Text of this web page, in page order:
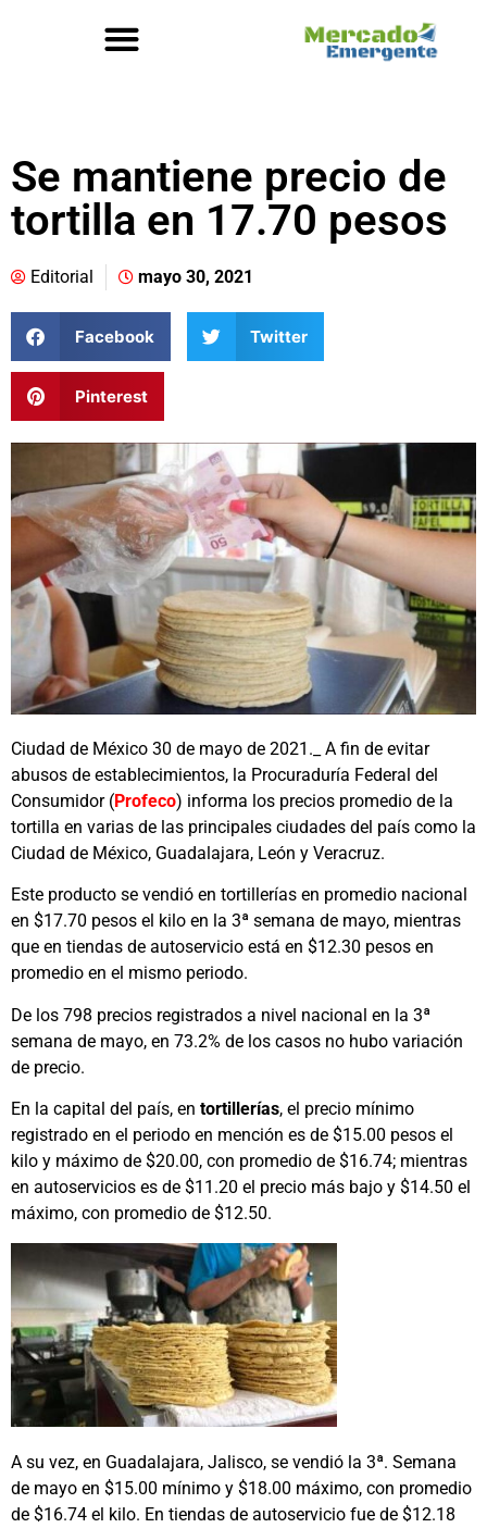
Se mantiene precio de
tortilla en 17.70 pesos
Editorial mayo 30, 2021
Facebook Twitter
Pinterest
Ciudad de México 30 de mayo de 2021._ A fin de evitar
abusos de establecimientos, la Procuraduría Federal del
Consumidor (Profeco) informa los precios promedio de la
tortilla en varias de las principales ciudades del país como la
Ciudad de México, Guadalajara, León y Veracruz.
Este producto se vendió en tortillerías en promedio nacional
en $17.70 pesos el kilo en la 3ª semana de mayo, mientras
que en tiendas de autoservicio está en $12.30 pesos en
promedio en el mismo periodo.
De los 798 precios registrados a nivel nacional en la 3ª
semana de mayo, en 73.2% de los casos no hubo variación
de precio.
En la capital del país, en tortillerías, el precio mínimo
registrado en el periodo en mención es de $15.00 pesos el
kilo y máximo de $20.00, con promedio de $16.74; mientras
en autoservicios es de $11.20 el precio más bajo y $14.50 el
máximo, con promedio de $12.50.
A su vez, en Guadalajara, Jalisco, se vendió la 3ª. Semana
de mayo en $15.00 mínimo y $18.00 máximo, con promedio
de $16.74 el kilo. En tiendas de autoservicio fue de $12.18